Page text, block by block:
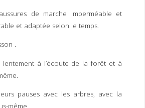
de marche imperméable et
et adaptée selon le temps.
.
lentement à l’écoute de la forêt et à
pauses avec les arbres, avec la